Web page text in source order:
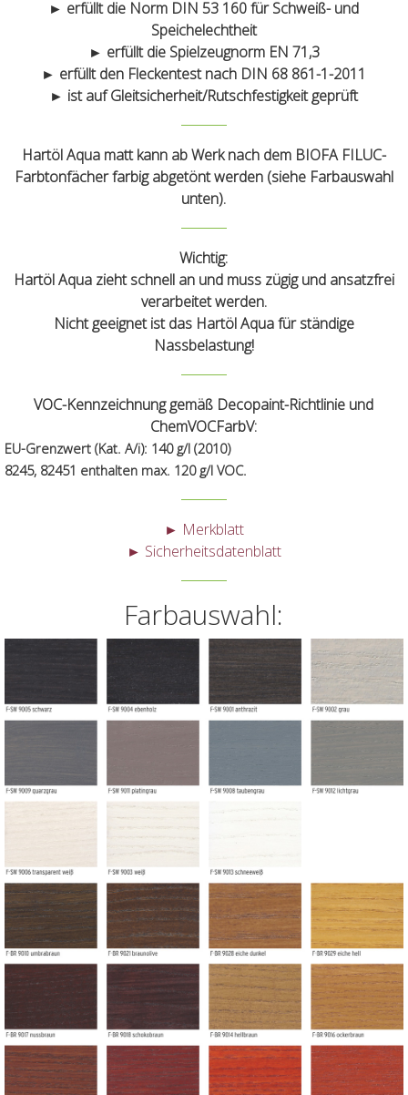
► erfüllt die Norm DIN 53 160 für Schweiß- und
Speichelechtheit
► erfüllt die Spielzeugnorm EN 71,3
► erfüllt den Fleckentest nach DIN 68 861-1-2011
► ist auf Gleitsicherheit/Rutschfestigkeit geprüft
Hartöl Aqua matt kann ab Werk nach dem BIOFA FILUC-
Farbtonfächer farbig abgetönt werden (siehe Farbauswahl
unten).
Wichtig:
Hartöl Aqua zieht schnell an und muss zügig und ansatzfrei
verarbeitet werden.
Nichtgeeignet ist das Hartöl Aqua für ständige
Nassbelastung!
VOC-Kennzeichnung gemäß Decopaint-Richtlinie und
ChemVOCFarbV:
EU-Grenzwert (Kat. A/i): 140 g/l (2010)
8245, 82451 enthalten max. 120 g/l VOC.
► Merkblatt
► Sicherheitsdatenblatt
Farbauswahl: